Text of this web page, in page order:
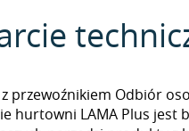
przewoźnikiem Odbiór
hurtowni LAMA Plus jest